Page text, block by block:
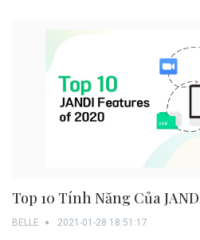
Top 10 Tính Năng Của
BELLE 2021-01-28 18:51:17